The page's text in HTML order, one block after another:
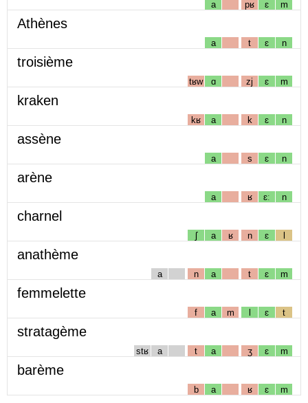
a pʁ ɛ m
Athènes
a t ɛ n
troisième
tʁw ɑ zj ɛ m
kraken
kʁ a k ɛ n
assène
a s ɛ n
arène
a ʁ ɛː n
charnel
ʃ a ʁ n ɛ l
anathème
a n a t ɛ m
femmelette
f a m l ɛ t
stratagème
stʁ a t a ʒ ɛ m
barème
b a ʁ ɛ m